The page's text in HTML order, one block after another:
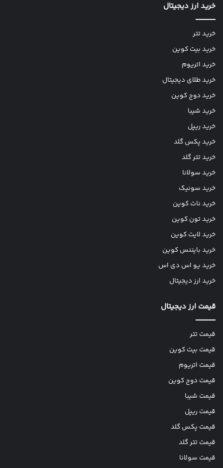
خرید ارز دیجیتال
خرید تتر
خرید بیت کوین
خرید اتریوم
خرید طلای دیجیتال
خرید دوج کوین
خرید شیبا
خرید ریپل
خرید پکس گلد
خرید تتر گلد
خرید سولانا
خرید سونیک
خرید نات کوین
خرید تون کوین
خرید لایت کوین
خرید بایننس کوین
خرید یو اس دی اس
خرید ارز دیجیتال
قیمت ارز دیجیتال
قیمت تتر
قیمت بیت کوین
قیمت اتریوم
قیمت دوج کوین
قیمت شیبا
قیمت ریپل
قیمت پکس گلد
قیمت تتر گلد
قیمت سولانا